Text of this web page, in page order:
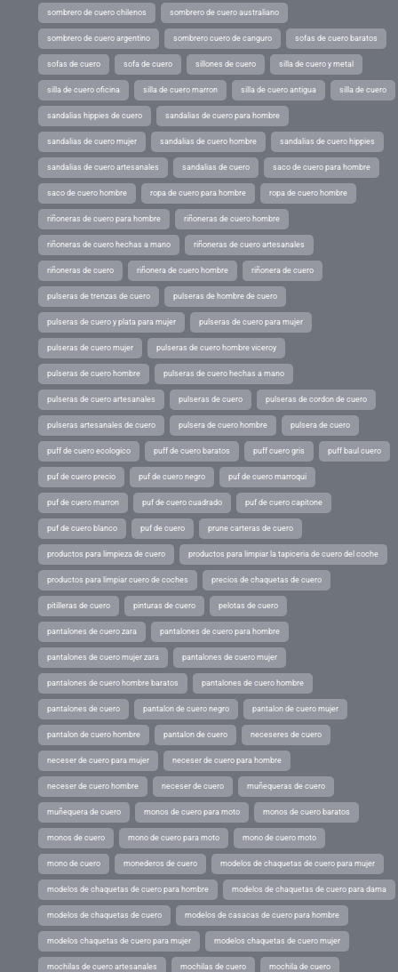
sombrero de cuero chilenos sombrero de cuero australiano
sombrero de cuero argentino sombrero cuero de canguro sofas de cuero baratos
sofas de cuero sofa de cuero sillones de cuero silla de cuero y metal
silla de cuero oficina silla de cuero marron silla de cuero antigua silla de cuero
sandalias hippies de cuero sandalias de cuero para hombre
sandalias de cuero mujer sandalias de cuero hombre sandalias de cuero hippies
sandalias de cuero artesanales sandalias de cuero saco de cuero para hombre
saco de cuero hombre ropa de cuero para hombre ropa de cuero hombre
riñoneras de cuero para hombre riñoneras de cuero hombre
riñoneras de cuero hechas a mano riñoneras de cuero artesanales
riñoneras de cuero riñonera de cuero hombre riñonera de cuero
pulseras de trenzas de cuero pulseras de hombre de cuero
pulseras de cuero y plata para mujer pulseras de cuero para mujer
pulseras de cuero mujer pulseras de cuero hombre viceroy
pulseras de cuero hombre pulseras de cuero hechas a mano
pulseras de cuero artesanales pulseras de cuero pulseras de cordon de cuero
pulseras artesanales de cuero pulsera de cuero hombre pulsera de cuero
puff de cuero ecologico puff de cuero baratos puff cuero gris puff baul cuero
puf de cuero precio puf de cuero negro puf de cuero marroqui
puf de cuero marron puf de cuero cuadrado puf de cuero capitone
puf de cuero blanco puf de cuero prune carteras de cuero
productos para limpieza de cuero productos para limpiar la tapiceria de cuero del coche
productos para limpiar cuero de coches precios de chaquetas de cuero
pitilleras de cuero pinturas de cuero pelotas de cuero
pantalones de cuero zara pantalones de cuero para hombre
pantalones de cuero mujer zara pantalones de cuero mujer
pantalones de cuero hombre baratos pantalones de cuero hombre
pantalones de cuero pantalon de cuero negro pantalon de cuero mujer
pantalon de cuero hombre pantalon de cuero neceseres de cuero
neceser de cuero para mujer neceser de cuero para hombre
neceser de cuero hombre neceser de cuero muñequeras de cuero
muñequera de cuero monos de cuero para moto monos de cuero baratos
monos de cuero mono de cuero para moto mono de cuero moto
mono de cuero monederos de cuero modelos de chaquetas de cuero para mujer
modelos de chaquetas de cuero para hombre modelos de chaquetas de cuero para dama
modelos de chaquetas de cuero modelos de casacas de cuero para hombre
modelos chaquetas de cuero para mujer modelos chaquetas de cuero mujer
mochilas de cuero artesanales mochilas de cuero mochila de cuero